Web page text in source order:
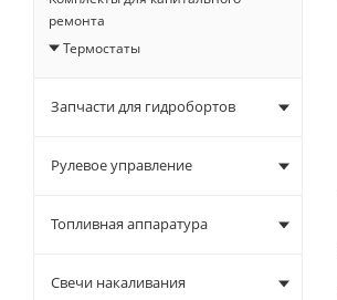
ремонта
Термостаты
Запчасти для гидробортов
Рулевое управление
Топливная аппаратура
Свечи накаливания